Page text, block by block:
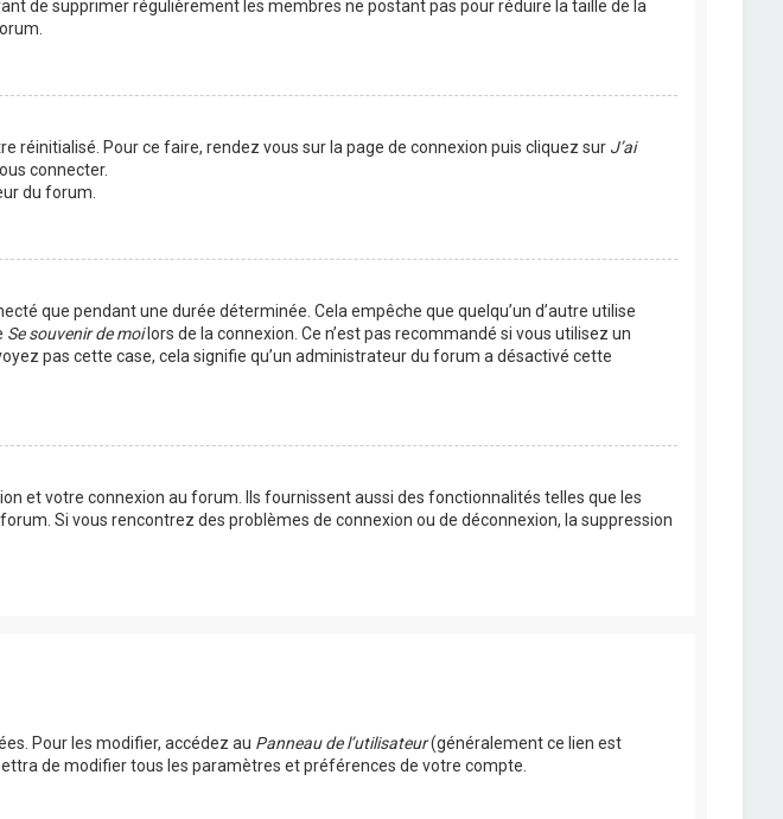
de supprimer régulièrement les membres ne postant pas pour réduire la taille de la
réinitialisé. Pour ce faire, rendez vous sur la page de connexion puis cliquez sur J’ai
connecter.
du forum.
que pendant une durée déterminée. Cela empêche que quelqu’un d’autre utilise
Se souvenir de moilors de la connexion. Ce n’est pas recommandé si vous utilisez un
pas cette case, cela signifie qu’un administrateur du forum a désactivé cette
et votre connexion au forum. Ils fournissent aussi des fonctionnalités telles que les
Si vous rencontrez des problèmes de connexion ou de déconnexion, la suppression
Pour les modifier, accédez au Panneau de l’utilisateur(généralement ce lien est
de modifier tous les paramètres et préférences de votre compte.